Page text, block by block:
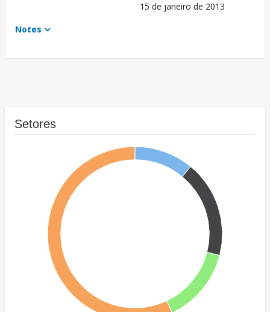
15 de janeiro de 2013
Notes
Setores